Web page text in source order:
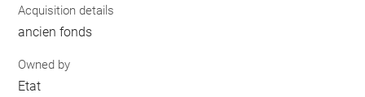
Acquisition details
ancien fonds
Owned by
Etat